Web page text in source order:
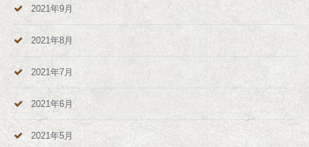
2021年9月
2021年8月
2021年7月
2021年6月
2021年5月